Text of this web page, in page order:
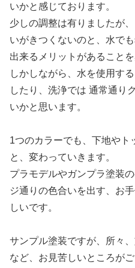
いかと感じております。
少しの調整は有りましたが
いがきつくないのと、水で
出来るメリットがあることを
しかしながら、水を使用す
したり、洗浄では 通常通り
いかと思います。
1つのカラーでも、下地やト
と、変わっていきます。
プラモデルやガンプラ塗装
ジ通りの色合いを出す、お
しいです。
サンプル塗装ですが、所々
など、お見苦しいところが